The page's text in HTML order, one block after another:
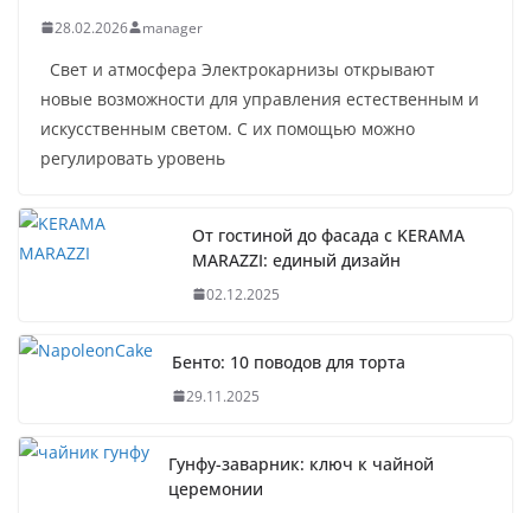
28.02.2026 manager
Свет и атмосфера Электрокарнизы открывают
новые возможности для управления естественным и
искусственным светом. С их помощью можно
регулировать уровень
От гостиной до фасада с KERAMA
MARAZZI: единый дизайн
02.12.2025
Бенто: 10 поводов для торта
29.11.2025
Гунфу-заварник: ключ к чайной
церемонии